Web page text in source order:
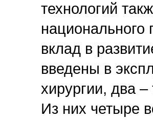
технологий
национального
вклад в
введены в
хирургии, два
Из них четыре